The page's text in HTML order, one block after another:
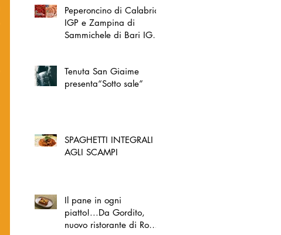
Peperoncino di Calabria
IGP e Zampina di
Sammichele di Bari IGP
Tenuta San Giaime
presenta“Sotto sale”
SPAGHETTI INTEGRALI
AGLI SCAMPI
Il pane in ogni
piatto!...Da Gordito,
nuovo ristorante di Roma